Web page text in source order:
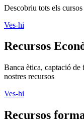
Descobriu tots els
Ves-hi
Recursos
Banca ètica, captació
nostres recursos
Ves-hi
Recursos